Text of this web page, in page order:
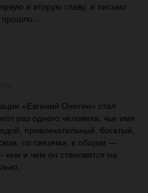
и вторую главу, и письмо
«Евгений Онегин» стал
раз одного человека, чье имя
привлекательный, богатый,
со связями, в общем —
и чем он становится на